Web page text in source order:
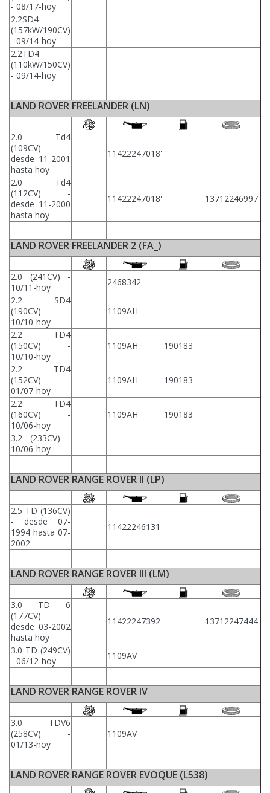
- 08/17-hoy
2.2SD4
(157kW/190CV)
- 09/14-hoy
2.2TD4
(110kW/150CV)
- 09/14-hoy
LAND ROVER FREELANDER (LN)
2.0 Td4
(109CV) -
desde 11-2001
hasta hoy
11422247018'
2.0 Td4
(112CV) -
desde 11-2000
hasta hoy
11422247018' 13712246997
LAND ROVER FREELANDER 2 (FA_)
2.0 (241CV) -
10/11-hoy
2468342
2.2 SD4
(190CV) -
10/10-hoy
1109AH
2.2 TD4
(150CV) -
10/10-hoy
1109AH 190183
2.2 TD4
(152CV) -
01/07-hoy
1109AH 190183
2.2 TD4
(160CV) -
10/06-hoy
1109AH 190183
3.2 (233CV) -
10/06-hoy
LAND ROVER RANGE ROVER II (LP)
2.5 TD (136CV)
- desde 07-
1994 hasta 07-
2002
11422246131
LAND ROVER RANGE ROVER III (LM)
3.0 TD 6
(177CV) -
desde 03-2002
hasta hoy
11422247392 13712247444
3.0 TD (249CV)
- 06/12-hoy
1109AV
LAND ROVER RANGE ROVER IV
3.0 TDV6
(258CV) -
01/13-hoy
1109AV
LAND ROVER RANGE ROVER EVOQUE (L538)